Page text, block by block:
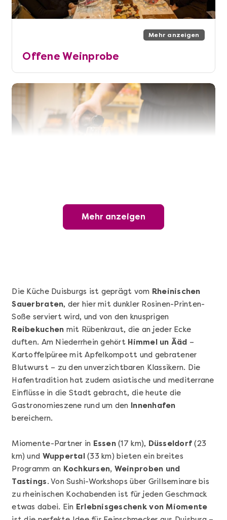
Mehr anzeigen
Offene Weinprobe
Wunderschöner Weinabend
Mehr anzeigen
Sushi Basic Kurs Bonn
Mehr anzeigen
Die Küche Duisburgs ist geprägt vom Rheinischen
Sauerbraten, der hier mit dunkler Rosinen-Printen-
Soße serviert wird, und von den knusprigen
Reibekuchen mit Rübenkraut, die an jeder Ecke
duften. Am Niederrhein gehört Himmel un Ääd –
Kartoffelpüree mit Apfelkompott und gebratener
Blutwurst – zu den unverzichtbaren Klassikern. Die
Hafentradition hat zudem asiatische und mediterrane
Einflüsse in die Stadt gebracht, die heute die
Gastronomieszene rund um den Innenhafen
bereichern.
Miomente-Partner in Essen(17 km), Düsseldorf (23
km) und Wuppertal (33 km) bieten ein breites
Programm an Kochkursen, Weinproben und
Tastings. Von Sushi-Workshops über Grillseminare bis
zu rheinischen Kochabenden ist für jeden Geschmack
etwas dabei. Ein Erlebnisgeschenk von Miomente